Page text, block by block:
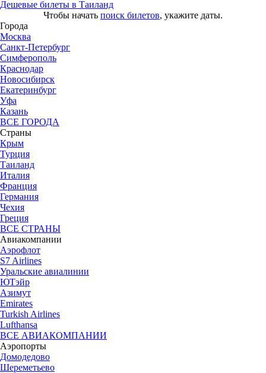
Дешевые билеты в Таиланд
Чтобы начать поиск билетов, укажите даты.
Города
Москва
Санкт-Петербург
Симферополь
Краснодар
Новосибирск
Екатеринбург
Уфа
Казань
ВСЕ ГОРОДА
Страны
Крым
Турция
Таиланд
Италия
Франция
Германия
Чехия
Греция
ВСЕ СТРАНЫ
Авиакомпании
Аэрофлот
S7 Airlines
Уральские авиалинии
ЮТэйр
Азимут
Emirates
Turkish Airlines
Lufthansa
ВСЕ АВИАКОМПАНИИ
Аэропорты
Домодедово
Шереметьево